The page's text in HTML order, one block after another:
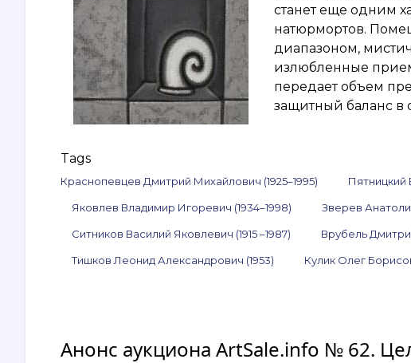
станет еще одним
натюрмортов.
диапазоном,
излюбленные
передает объем
защитный баланс в
Tags
Краснопевцев Дмитрий Михайлович (1925–1995) Пятницкий
Яковлев Владимир Игоревич (1934–1998) Зверев
Ситников Василий Яковлевич (1915 –1987) Врубель
Тишков Леонид Александрович (1953) Кулик Олег
Анонс аукциона ArtSale.info № 62.